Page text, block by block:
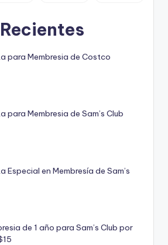
para Membresia de Costco
para Membresia de Sam’s Club
Especial en Membresía de Sam’s
de 1 año para Sam’s Club por